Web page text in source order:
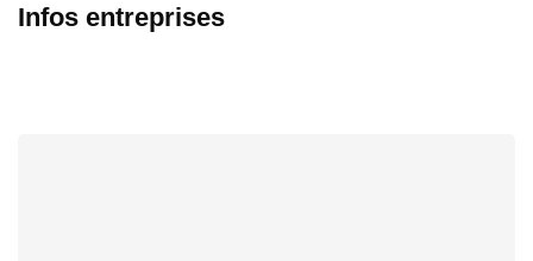
Infos entreprises